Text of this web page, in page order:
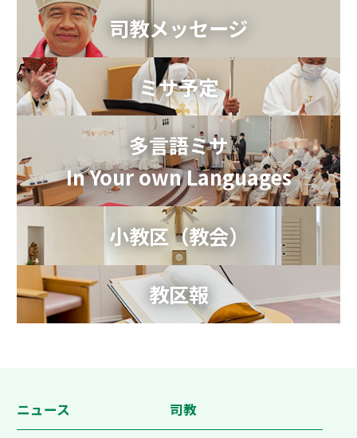
司教メッセージ
ミサ予定
多言語ミサ
In Your own Languages
小教区（教会）
教区報
ニュース 司教